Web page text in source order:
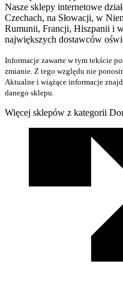
Nasze sklepy internetowe
Czechach, na Słowacji, w
Rumunii, Francji, Hiszpanii i
największych dostawców
Informacje zawarte w tym tekście
zmianie. Z tego względu nie
Aktualne i wiążące informacje
danego sklepu.
Więcej sklepów z kategorii